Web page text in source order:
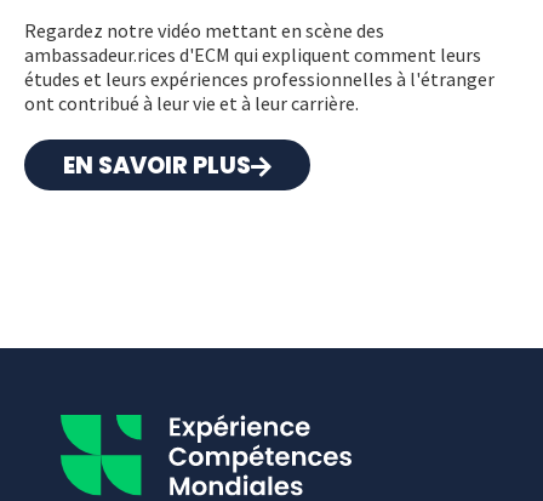
Regardez notre vidéo mettant en scène des
ambassadeur.rices d'ECM qui expliquent comment leurs
études et leurs expériences professionnelles à l'étranger
ont contribué à leur vie et à leur carrière.
EN SAVOIR PLUS